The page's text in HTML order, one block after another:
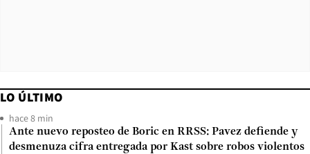
LO ÚLTIMO
hace 8 min
Ante nuevo reposteo de Boric en RRSS: Pavez defiende y
desmenuza cifra entregada por Kast sobre robos violentos